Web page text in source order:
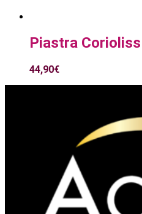
Piastra
44,90€